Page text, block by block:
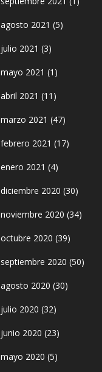
agosto 2021 (5)
julio 2021 (3)
mayo 2021 (1)
abril 2021 (11)
marzo 2021 (47)
febrero 2021 (17)
enero 2021 (4)
diciembre 2020 (30)
noviembre 2020 (34)
octubre 2020 (39)
septiembre 2020 (50)
agosto 2020 (30)
julio 2020 (32)
junio 2020 (23)
mayo 2020 (5)